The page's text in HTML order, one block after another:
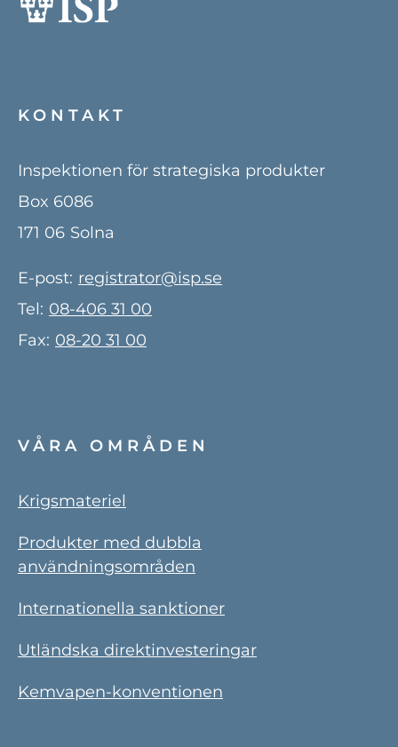
KONTAKT
Inspektionen för strategiska produkter
Box 6086
171 06 Solna
E-post: registrator@isp.se
Tel: 08-406 31 00
Fax: 08-20 31 00
VÅRA OMRÅDEN
Krigsmateriel
Produkter med dubbla
användningsområden
Internationella sanktioner
Utländska direktinvesteringar
Kemvapen-konventionen